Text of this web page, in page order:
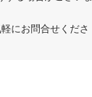
にお問合せくださ